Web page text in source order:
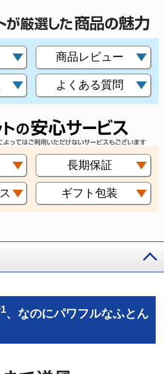
商品レビュー
よくある質問
長期保証
ギフト包装
、なのにパワフルなふとん